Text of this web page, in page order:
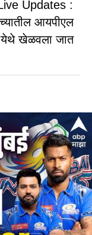
Updates :
आयपीएल
येथे खेळवला जात